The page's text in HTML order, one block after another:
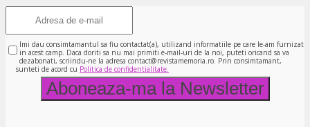
Imi dau consimtamantul sa fiu contactat(a), utilizand informatiile pe care le-am furnizat
in acest camp. Daca doriti sa nu mai primiti e-mail-uri de la noi, puteti oricand sa va
dezabonati, scriindu-ne la adresa contact@revistamemoria.ro. Prin consimtamant,
sunteti de acord cu Politica de confidentialitate.